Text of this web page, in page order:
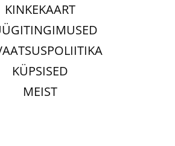
KINKEKAART
KÜPSISED
MEIST